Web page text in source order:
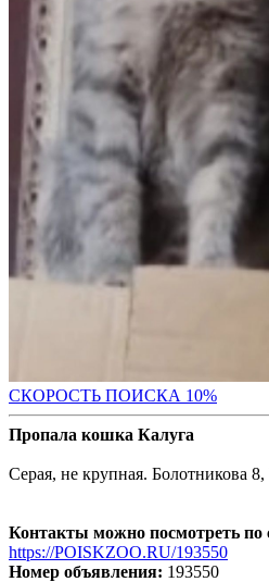
СКОРОСТЬ ПОИСКА 10%
Пропала кошка Калуга
Серая, не крупная. Болотникова
Контакты можно посмотреть по
https://POISKZOO.RU/193550
Номер объявления: 193550